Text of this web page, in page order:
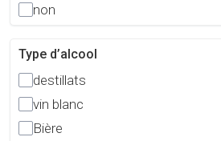
non
Type d’alcool
destillats
vin blanc
Bière